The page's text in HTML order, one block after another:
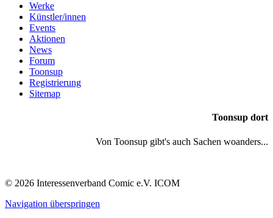
Werke
Künstler/innen
Events
Aktionen
News
Forum
Toonsup
Registrierung
Sitemap
Toonsup dort
Von Toonsup gibt's auch Sachen woanders...
© 2026 Interessenverband Comic e.V. ICOM
Navigation überspringen